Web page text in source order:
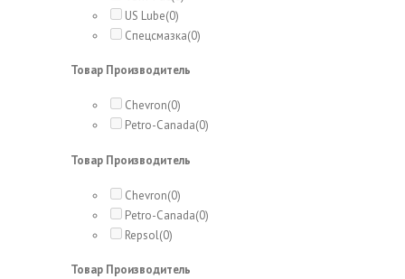
US Lube(0)
Спецсмазка(0)
Товар Производитель
Chevron(0)
Petro-Canada(0)
Товар Производитель
Chevron(0)
Petro-Canada(0)
Repsol(0)
Товар Производитель